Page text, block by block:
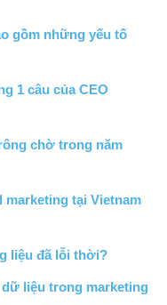
gồm những yếu tố
1 câu của CEO
chờ trong năm
marketing tại Vietnam
liệu đã lỗi thời?
liệu trong marketing